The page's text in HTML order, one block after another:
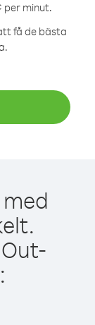
per minut.
få de bästa